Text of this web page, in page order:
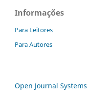
Informações
Para Leitores
Para Autores
Open Journal Systems